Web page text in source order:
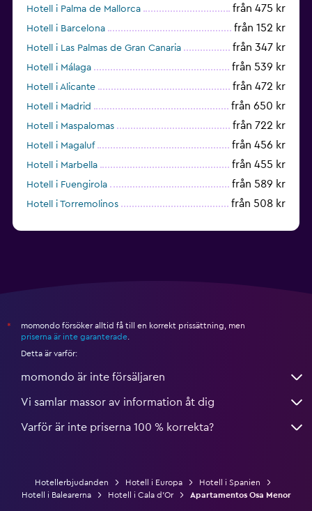
Hotell i Palma de Mallorca från 475 kr
Hotell i Barcelona från 152 kr
Hotell i Las Palmas de Gran Canaria från 347 kr
Hotell i Málaga från 539 kr
Hotell i Alicante från 472 kr
Hotell i Madrid från 650 kr
Hotell i Maspalomas från 722 kr
Hotell i Magaluf från 456 kr
Hotell i Marbella från 455 kr
Hotell i Fuengirola från 589 kr
Hotell i Torremolinos från 508 kr
*
momondo försöker alltid få till en korrekt prissättning, men
priserna är inte garanterade
Detta är varför:
momondo är inte försäljaren
Vi samlar massor av information åt dig
Varför är inte priserna 100 % korrekta?
Hotellerbjudanden Hotell i Europa
Hotell i Spanien
Hotell i Balearerna
Hotell i Cala d'Or Apartamentos Osa Menor